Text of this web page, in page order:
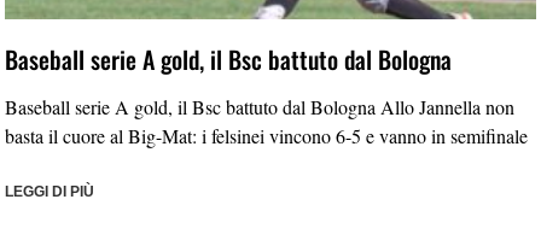
Baseball serie A gold, il Bsc battuto dal Bologna
Baseball serie A gold, il Bsc battuto dal Bologna Allo Jannella non
basta il cuore al Big-Mat: i felsinei vincono 6-5 e vanno in semifinale
LEGGI DI PIÙ